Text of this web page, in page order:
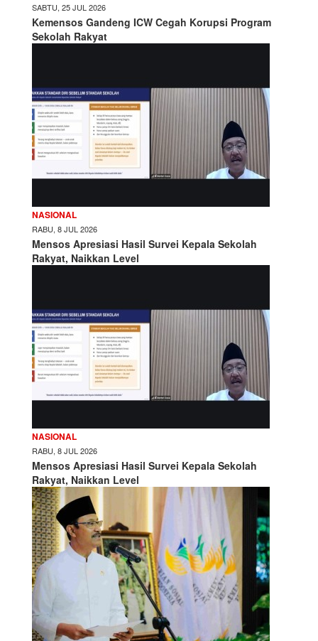
SABTU, 25 JUL 2026
Kemensos Gandeng ICW Cegah Korupsi Program
Sekolah Rakyat
NASIONAL
RABU, 8 JUL 2026
Mensos Apresiasi Hasil Survei Kepala Sekolah
Rakyat, Naikkan Level
NASIONAL
RABU, 8 JUL 2026
Mensos Apresiasi Hasil Survei Kepala Sekolah
Rakyat, Naikkan Level